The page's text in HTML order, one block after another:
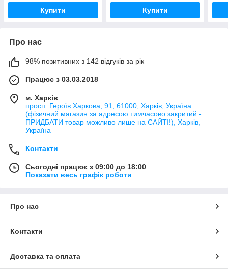
Купити Купити
Про нас
98% позитивних з 142 відгуків за рік
Працює з 03.03.2018
м. Харків
просп. Героїв Харкова, 91, 61000, Харків, Україна
(фізичний магазин за адресою тимчасово закритий -
ПРИДБАТИ товар можливо лише на САЙТІ!), Харків,
Україна
Контакти
Сьогодні працює з 09:00 до 18:00
Показати весь графік роботи
Про нас
Контакти
Доставка та оплата